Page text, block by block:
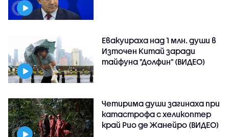
Евакуираха над 1 млн. души в
Източен Китай заради
тайфуна "Долфин" (ВИДЕО)
Четирима души загинаха при
катастрофа с хеликоптер
край Рио де Жанейро (ВИДЕО)